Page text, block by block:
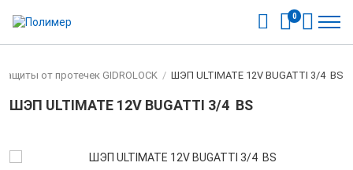
0
от протечек GIDROLOCK / ШЭП ULTIMATE 12V BUGATTI 3/4 BS
ШЭП ULTIMATE 12V BUGATTI 3/4 BS